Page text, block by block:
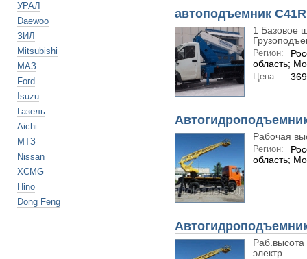
УРАЛ
Daewoo
ЗИЛ
Mitsubishi
МАЗ
Ford
Isuzu
Газель
Aichi
МТЗ
Nissan
XCMG
Hino
Dong Feng
автоподъемник
1 Базовое
Регион:
область;
Цена:
Рабочая
Регион:
область;
электр.